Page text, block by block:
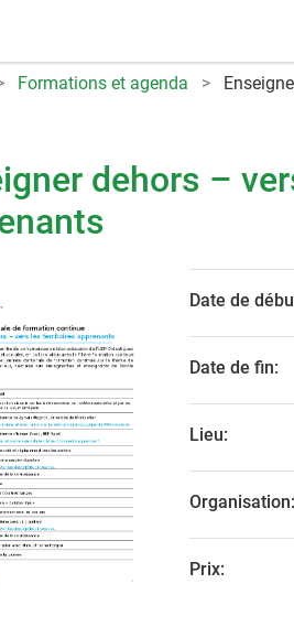
Formations et agenda
dehors –
Date de
Date de fin:
Lieu:
Organisation:
Prix: